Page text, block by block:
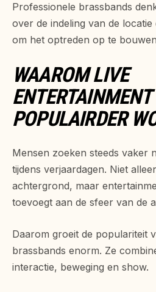
Professionele brassbands
over de indeling van de
om het optreden op te
WAAROM LIVE
ENTERTAINMENT
POPULAIRDER
Mensen zoeken steeds vaker
tijdens verjaardagen. Niet
achtergrond, maar
toevoegt aan de sfeer van de
Daarom groeit de populariteit
brassbands enorm. Ze
interactie, beweging en show.